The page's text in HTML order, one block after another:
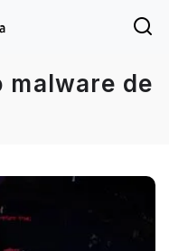
malware de